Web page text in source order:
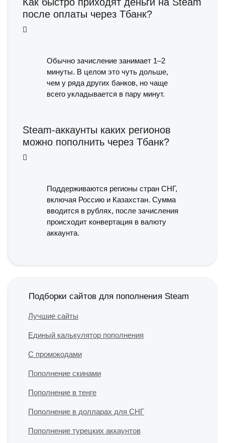
после оплаты через Тбанк?
Обычно зачисление занимает 1–2
минуты. В целом это чуть дольше,
чем у ряда других банков, но чаще
всего укладывается в пару минут.
Steam-аккаунты каких регионов
можно пополнить через Тбанк?
Поддерживаются регионы стран СНГ,
включая Россию и Казахстан. Сумма
вводится в рублях, после зачисления
происходит конвертация в валюту
аккаунта.
Подборки сайтов для пополнения Steam
Лучшие сайты
Единый калькулятор пополнения
С промокодами
Пополнение скинами
Пополнение в тенге
Пополнение в долларах для СНГ
Пополнение турецких аккаунтов